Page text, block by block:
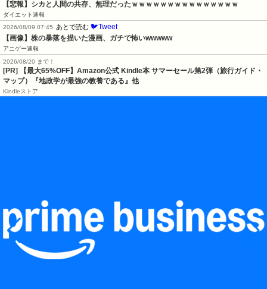
【悲報】シカと人間の共存、無理だったｗｗｗｗｗｗｗｗｗｗｗｗｗｗｗ
ダイエット速報
2026/08/09 07:45
あとで読む 🐦Tweet
【画像】株の暴落を描いた漫画、ガチで怖いwwwww
アニゲー速報
2026/08/20 まで！
[PR]
【最大65%OFF】Amazon公式 Kindle本 サマーセール第2弾（旅行ガイド・
マップ）『地政学が最強の教養である』他
Kindleストア